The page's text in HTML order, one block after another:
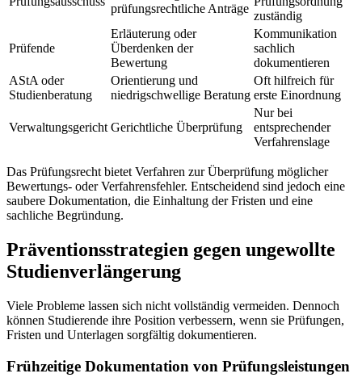
prüfungsrechtliche Anträge
zuständig
Prüfende
Erläuterung oder
Überdenken der
Bewertung
Kommunikation
sachlich
dokumentieren
AStA oder
Studienberatung
Orientierung und
niedrigschwellige Beratung
Oft hilfreich für
erste Einordnung
Verwaltungsgericht Gerichtliche Überprüfung
Nur bei
entsprechender
Verfahrenslage
Das Prüfungsrecht bietet Verfahren zur Überprüfung möglicher
Bewertungs- oder Verfahrensfehler. Entscheidend sind jedoch eine
saubere Dokumentation, die Einhaltung der Fristen und eine
sachliche Begründung.
Präventionsstrategien gegen ungewollte
Studienverlängerung
Viele Probleme lassen sich nicht vollständig vermeiden. Dennoch
können Studierende ihre Position verbessern, wenn sie Prüfungen,
Fristen und Unterlagen sorgfältig dokumentieren.
Frühzeitige Dokumentation von Prüfungsleistungen